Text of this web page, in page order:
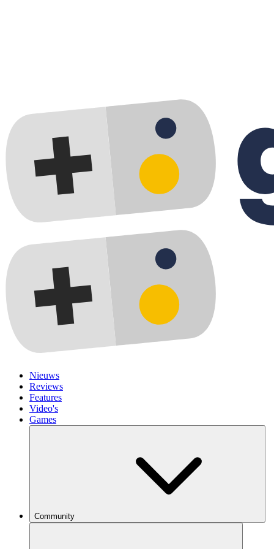
Nieuws
Reviews
Features
Video's
Games
Community